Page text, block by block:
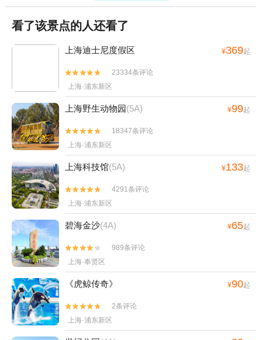
看了该景点的人还看了
上海迪士尼度假区 ¥369起


23334条评论
上海·浦东新区
上海野生动物园(5A) ¥99起


18347条评论
上海·浦东新区
上海科技馆(5A) ¥133起


4291条评论
上海·浦东新区
碧海金沙(4A) ¥65起


989条评论
上海·奉贤区
《虎鲸传奇》 ¥90起


2条评论
上海·浦东新区